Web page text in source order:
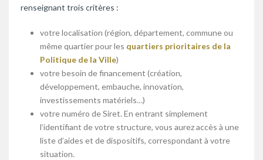
renseignant trois critères :
votre localisation (région, département, commune ou
même quartier pour les quartiers prioritaires de la
Politique de la Ville)
votre besoin de financement (création,
développement, embauche, innovation,
investissements matériels…)
votre numéro de Siret. En entrant simplement
l’identifiant de votre structure, vous aurez accès à une
liste d’aides et de dispositifs, correspondant à votre
situation.